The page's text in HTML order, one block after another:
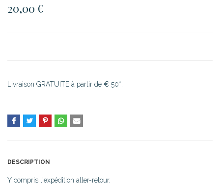
20,00 €
Livraison GRATUITE à partir de € 50*.
DESCRIPTION
Y compris l'expédition aller-retour.